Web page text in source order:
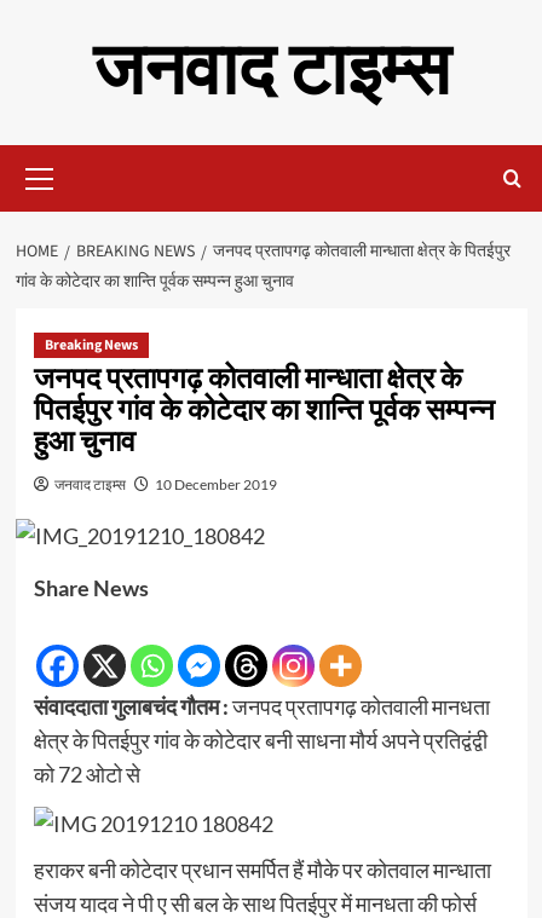
जनवाद टाइम्स
Menu
HOME BREAKING NEWS
जनपद प्रतापगढ़ कोतवाली मान्धाता क्षेत्र के पितईपुर
गांव के कोटेदार का शान्ति पूर्वक सम्पन्न हुआ चुनाव
Breaking News
जनपद प्रतापगढ़ कोतवाली मान्धाता क्षेत्र के
पितईपुर गांव के कोटेदार का शान्ति पूर्वक सम्पन्न
हुआ चुनाव
जनवाद टाइम्स 10 December 2019
Share News
संवाददाता गुलाबचंद गौतम :जनपद प्रतापगढ़ कोतवाली मानधता
क्षेत्र के पितईपुर गांव के कोटेदार बनी साधना मौर्य अपने प्रतिद्वंद्वी
को 72 ओटो से
हराकर बनी कोटेदार प्रधान समर्पित हैं मौके पर कोतवाल मान्धाता
संजय यादव ने पी ए सी बल के साथ पितईपुर में मानधता की फोर्स